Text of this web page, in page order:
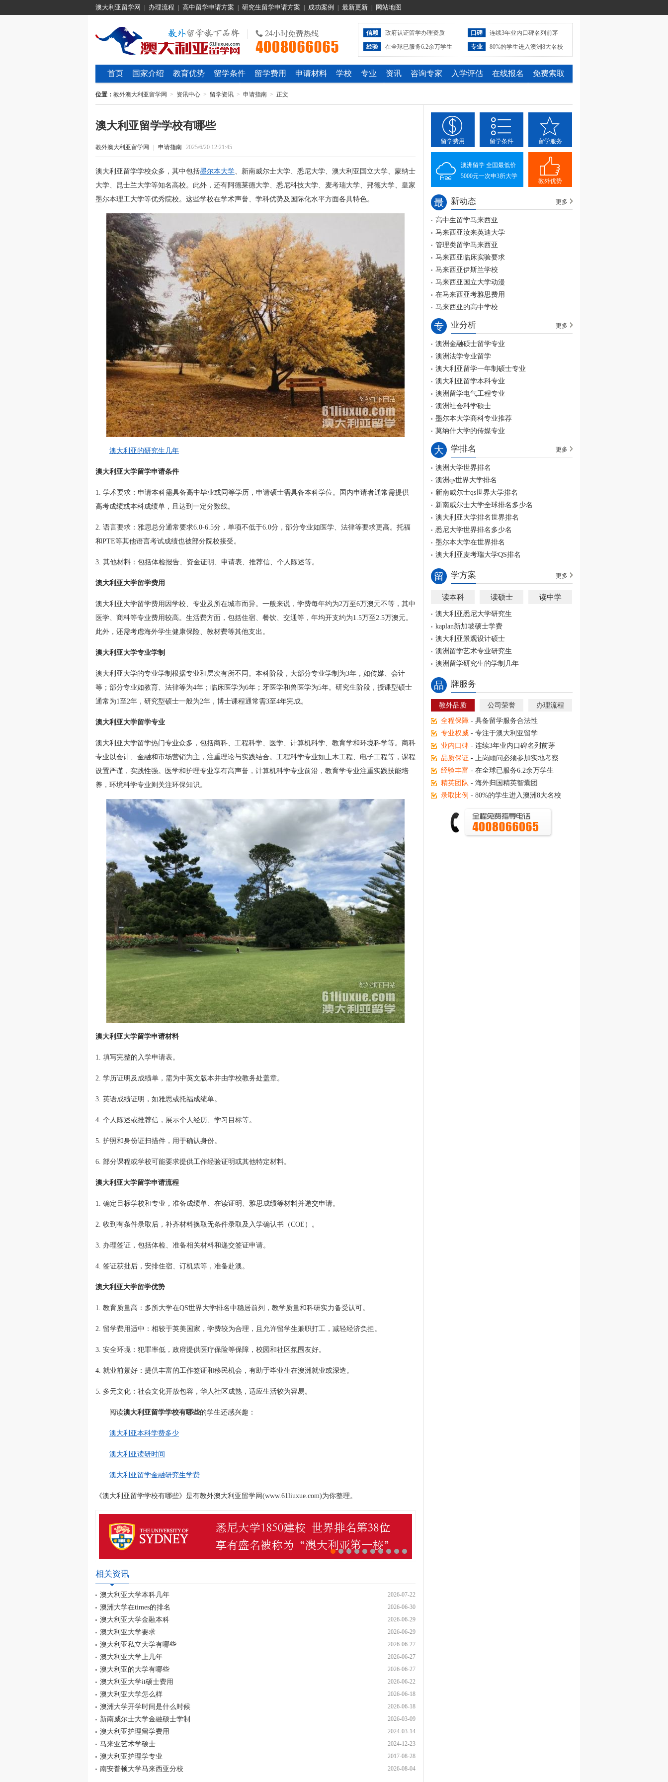
澳大利亚留学网 办理流程 高中留学申请方案 研究生留学申请方案 成功案例 最新更新 网站地图
信赖 政府认证留学办理资质 口碑
连续3年业内口碑名列前茅
经验
在全球已服务6.2余万学生 专业 80%的学生进入澳洲8大名校
首页 国家介绍 教育优势 留学条件 留学费用 申请材料 学校 专业 资讯 咨询专家 入学评估 在线报名 免费索取
位置： 教外澳大利亚留学网 > 资讯中心 > 留学资讯 > 申请指南 > 正文
澳大利亚留学学校有哪些
教外澳大利亚留学网 申请指南 2025/6/20 12:21:45
澳大利亚留学学校众多，其中包括墨尔本大学、新南威尔士大学、悉尼大学、澳大利亚国立大学、蒙纳士
大学、昆士兰大学等知名高校。此外，还有阿德莱德大学、悉尼科技大学、麦考瑞大学、邦德大学、皇家
墨尔本理工大学等优秀院校。这些学校在学术声誉、学科优势及国际化水平方面各具特色。
澳大利亚的研究生几年
澳大利亚大学留学申请条件
1. 学术要求：申请本科需具备高中毕业或同等学历，申请硕士需具备本科学位。国内申请者通常需提供
高考成绩或本科成绩单，且达到一定分数线。
2. 语言要求：雅思总分通常要求6.0-6.5分，单项不低于6.0分，部分专业如医学、法律等要求更高。托福
和PTE等其他语言考试成绩也被部分院校接受。
3. 其他材料：包括体检报告、资金证明、申请表、推荐信、个人陈述等。
澳大利亚大学留学费用
澳大利亚大学留学费用因学校、专业及所在城市而异。一般来说，学费每年约为2万至6万澳元不等，其中
医学、商科等专业费用较高。生活费方面，包括住宿、餐饮、交通等，年均开支约为1.5万至2.5万澳元。
此外，还需考虑海外学生健康保险、教材费等其他支出。
澳大利亚大学专业学制
澳大利亚大学的专业学制根据专业和层次有所不同。本科阶段，大部分专业学制为3年，如传媒、会计
等；部分专业如教育、法律等为4年；临床医学为6年；牙医学和兽医学为5年。研究生阶段，授课型硕士
通常为1至2年，研究型硕士一般为2年，博士课程通常需3至4年完成。
澳大利亚大学留学专业
澳大利亚大学留学热门专业众多，包括商科、工程科学、医学、计算机科学、教育学和环境科学等。商科
专业以会计、金融和市场营销为主，注重理论与实践结合。工程科学专业如土木工程、电子工程等，课程
设置严谨，实践性强。医学和护理专业享有高声誉，计算机科学专业前沿，教育学专业注重实践技能培
养，环境科学专业则关注环保知识。
澳大利亚大学留学申请材料
1. 填写完整的入学申请表。
2. 学历证明及成绩单，需为中英文版本并由学校教务处盖章。
3. 英语成绩证明，如雅思或托福成绩单。
4. 个人陈述或推荐信，展示个人经历、学习目标等。
5. 护照和身份证扫描件，用于确认身份。
6. 部分课程或学校可能要求提供工作经验证明或其他特定材料。
澳大利亚大学留学申请流程
1. 确定目标学校和专业，准备成绩单、在读证明、雅思成绩等材料并递交申请。
2. 收到有条件录取后，补齐材料换取无条件录取及入学确认书（COE）。
3. 办理签证，包括体检、准备相关材料和递交签证申请。
4. 签证获批后，安排住宿、订机票等，准备赴澳。
澳大利亚大学留学优势
1. 教育质量高：多所大学在QS世界大学排名中稳居前列，教学质量和科研实力备受认可。
2. 留学费用适中：相较于英美国家，学费较为合理，且允许留学生兼职打工，减轻经济负担。
3. 安全环境：犯罪率低，政府提供医疗保险等保障，校园和社区氛围友好。
4. 就业前景好：提供丰富的工作签证和移民机会，有助于毕业生在澳洲就业或深造。
5. 多元文化：社会文化开放包容，华人社区成熟，适应生活较为容易。
阅读澳大利亚留学学校有哪些的学生还感兴趣：
澳大利亚本科学费多少
澳大利亚读研时间
澳大利亚留学金融研究生学费
《澳大利亚留学学校有哪些》是有教外澳大利亚留学网(www.61liuxue.com)为你整理。
相关资讯
2026-07-22
澳大利亚大学本科几年
2026-06-30
澳洲大学在times的排名
2026-06-29
澳大利亚大学金融本科
2026-06-29
澳大利亚大学要求
2026-06-27
澳大利亚私立大学有哪些
2026-06-27
澳大利亚大学上几年
2026-06-27
澳大利亚的大学有哪些
2026-06-22
澳大利亚大学it硕士费用
2026-06-18
澳大利亚大学怎么样
2026-06-18
澳洲大学开学时间是什么时候
2026-03-09
新南威尔士大学金融硕士学制
2024-03-14
澳大利亚护理留学费用
2024-12-23
马来亚艺术学硕士
2017-08-28
澳大利亚护理学专业
2026-08-04
南安普顿大学马来西亚分校
留学费用 留学条件 留学服务
澳洲留学 全国最低价
5000元一次申3所大学
教外优势
最 新动态 更多
高中生留学马来西亚
马来西亚汝来英迪大学
管理类留学马来西亚
马来西亚临床实验要求
马来西亚伊斯兰学校
马来西亚国立大学动漫
在马来西亚考雅思费用
马来西亚的高中学校
专 业分析 更多
澳洲金融硕士留学专业
澳洲法学专业留学
澳大利亚留学一年制硕士专业
澳大利亚留学本科专业
澳洲留学电气工程专业
澳洲社会科学硕士
墨尔本大学商科专业推荐
莫纳什大学的传媒专业
大 学排名 更多
澳洲大学世界排名
澳洲qs世界大学排名
新南威尔士qs世界大学排名
新南威尔士大学全球排名多少名
澳大利亚大学排名世界排名
悉尼大学世界排名多少名
墨尔本大学在世界排名
澳大利亚麦考瑞大学QS排名
留 学方案 更多
读本科 读硕士 读中学
澳大利亚悉尼大学研究生
kaplan新加坡硕士学费
澳大利亚景观设计硕士
澳洲留学艺术专业研究生
澳洲留学研究生的学制几年
品 牌服务
教外品质 公司荣誉 办理流程
全程保障 - 具备留学服务合法性
专业权威 - 专注于澳大利亚留学
业内口碑 - 连续3年业内口碑名列前茅
品质保证 - 上岗顾问必须参加实地考察
经验丰富 - 在全球已服务6.2余万学生
精英团队 - 海外归国精英智囊团
录取比例 - 80%的学生进入澳洲8大名校